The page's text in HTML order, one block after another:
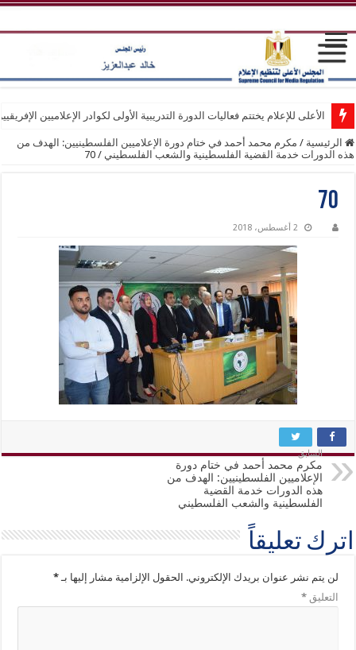
الأعلى للإعلام يختتم فعاليات الدورة التدريبية الأولى لكوادر الإعلاميين
الرئيسية / مكرم محمد أحمد في ختام دورة الإعلاميين الفلسطينيين: الهدف من
هذه الدورات خدمة القضية الفلسطينية والشعب الفلسطيني /
70
70
2 أغسطس، 2018
السابق
مكرم محمد أحمد في ختام دورة
الإعلاميين الفلسطينيين: الهدف من
هذه الدورات خدمة القضية
الفلسطينية والشعب الفلسطيني
اترك تعليقاً
لن يتم نشر عنوان بريدك الإلكتروني. الحقول الإلزامية مشار إليها بـ*
التعليق*